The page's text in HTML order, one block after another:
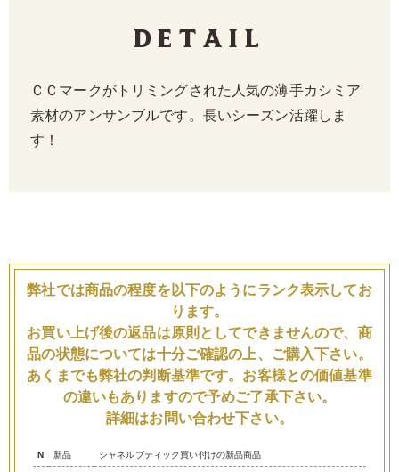
Detail
ＣＣマークがトリミングされた人気の薄手カシミア
素材のアンサンブルです。長いシーズン活躍しま
す！
弊社では商品の程度を以下のようにランク表示してお
ります。
お買い上げ後の返品は原則としてできませんので、商
品の状態については十分ご確認の上、ご購入下さい。
あくまでも弊社の判断基準です。お客様との価値基準
の違いもありますので予めご了承下さい。
詳細はお問い合わせ下さい。
N 新品 シャネルブティック買い付けの新品商品